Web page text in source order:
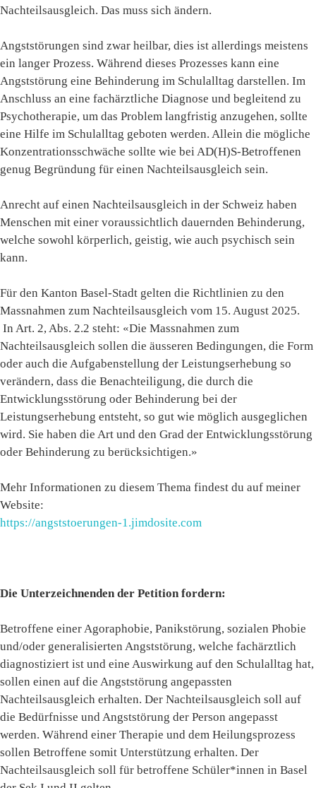
Nachteilsausgleich. Das muss sich ändern.
Angststörungen sind zwar heilbar, dies ist allerdings meistens
ein langer Prozess. Während dieses Prozesses kann eine
Angststörung eine Behinderung im Schulalltag darstellen. Im
Anschluss an eine fachärztliche Diagnose und begleitend zu
Psychotherapie, um das Problem langfristig anzugehen, sollte
eine Hilfe im Schulalltag geboten werden. Allein die mögliche
Konzentrationsschwäche sollte wie bei AD(H)S-Betroffenen
genug Begründung für einen Nachteilsausgleich sein.
Anrecht auf einen Nachteilsausgleich in der Schweiz haben
Menschen mit einer voraussichtlich dauernden Behinderung,
welche sowohl körperlich, geistig, wie auch psychisch sein
kann.
Für den Kanton Basel-Stadt gelten die Richtlinien zu den
Massnahmen zum Nachteilsausgleich vom 15. August 2025.
In Art. 2, Abs. 2.2 steht: «Die Massnahmen zum
Nachteilsausgleich sollen die äusseren Bedingungen, die Form
oder auch die Aufgabenstellung der Leistungserhebung so
verändern, dass die Benachteiligung, die durch die
Entwicklungsstörung oder Behinderung bei der
Leistungserhebung entsteht, so gut wie möglich ausgeglichen
wird. Sie haben die Art und den Grad der Entwicklungsstörung
oder Behinderung zu berücksichtigen.»
Mehr Informationen zu diesem Thema findest du auf meiner
Website:
https://angststoerungen-1.jimdosite.com
Die Unterzeichnenden der Petition fordern:
Betroffene einer Agoraphobie, Panikstörung, sozialen Phobie
und/oder generalisierten Angststörung, welche fachärztlich
diagnostiziert ist und eine Auswirkung auf den Schulalltag hat,
sollen einen auf die Angststörung angepassten
Nachteilsausgleich erhalten. Der Nachteilsausgleich soll auf
die Bedürfnisse und Angststörung der Person angepasst
werden. Während einer Therapie und dem Heilungsprozess
sollen Betroffene somit Unterstützung erhalten. Der
Nachteilsausgleich soll für betroffene Schüler*innen in Basel